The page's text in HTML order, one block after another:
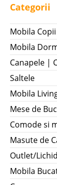
Categorii
Mobila
Mobila
Canapele |
Saltele
Mobila
Mese de
Comode si
Masute de
Outlet/
Mobila